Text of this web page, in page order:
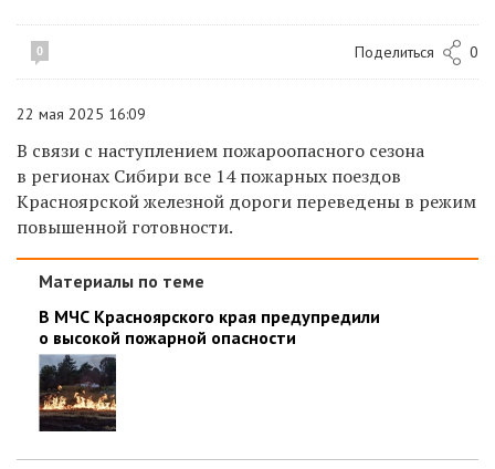
0 Поделиться 0
22 мая 2025 16:09
В связи с наступлением пожароопасного сезона
в регионах Сибири все 14 пожарных поездов
Красноярской железной дороги переведены в режим
повышенной готовности.
Материалы по теме
В МЧС Красноярского края предупредили
о высокой пожарной опасности